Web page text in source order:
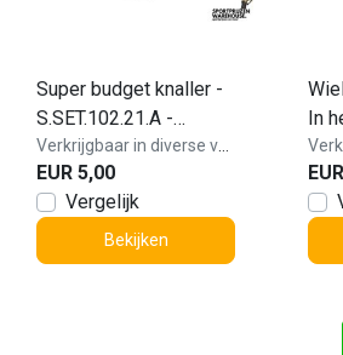
Super budget knaller -
S.SET.102.21.A -
OP=OP
EUR 5,00
Vergelijk
Bekijken
In